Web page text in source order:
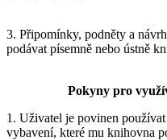
3. Připomínky, podněty a
podávat písemně nebo ústně
Pokyny pro
1. Uživatel je povinen
vybavení, které mu knihovna